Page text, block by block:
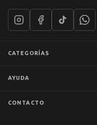
CATEGORÍAS
AYUDA
CONTACTO